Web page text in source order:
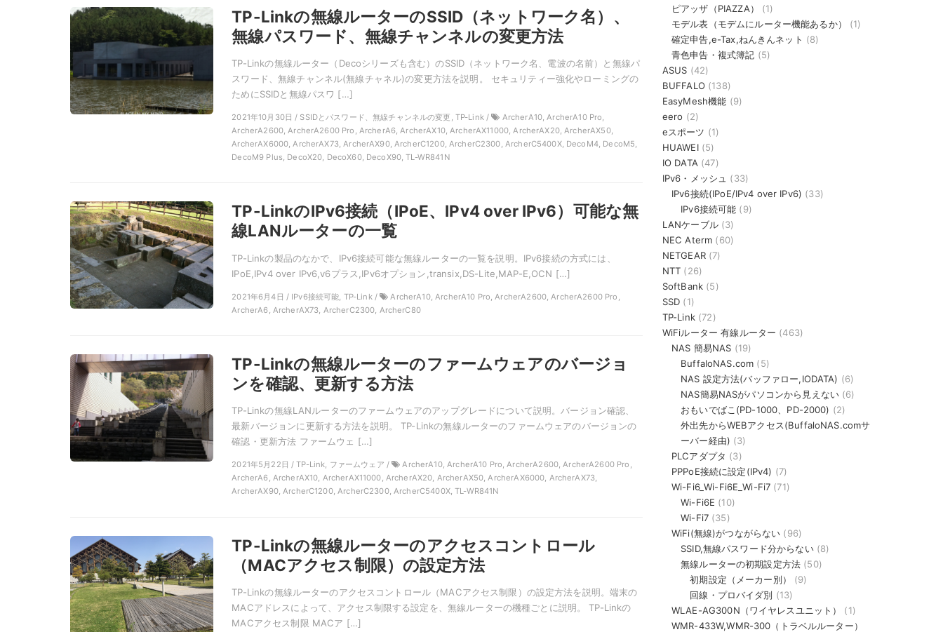
TP-Linkの無線ルーターのSSID（ネットワーク名）、
無線パスワード、無線チャンネルの変更方法
TP-Linkの無線ルーター（Decoシリーズも含む）のSSID（ネットワーク名、電波の名前）と無線パ
スワード、無線チャンネル(無線チャネル)の変更方法を説明。 セキュリティー強化やローミングの
ためにSSIDと無線パスワ […]
2021年10月30日 / SSIDとパスワード、無線チャンネルの変更, TP-Link /
ArcherA10, ArcherA10 Pro,
ArcherA2600, ArcherA2600 Pro, ArcherA6, ArcherAX10, ArcherAX11000, ArcherAX20, ArcherAX50,
ArcherAX6000, ArcherAX73, ArcherAX90, ArcherC1200, ArcherC2300, ArcherC5400X, DecoM4, DecoM5,
DecoM9 Plus, DecoX20, DecoX60, DecoX90, TL-WR841N
TP-LinkのIPv6接続（IPoE、IPv4 over IPv6）可能な無
線LANルーターの一覧
TP-Linkの製品のなかで、IPv6接続可能な無線ルーターの一覧を説明。IPv6接続の方式には、
IPoE,IPv4 over IPv6,v6プラス,IPv6オプション,transix,DS-Lite,MAP-E,OCN […]
2021年6月4日 / IPv6接続可能, TP-Link /
ArcherA10, ArcherA10 Pro, ArcherA2600, ArcherA2600 Pro,
ArcherA6, ArcherAX73, ArcherC2300, ArcherC80
TP-Linkの無線ルーターのファームウェアのバージョ
ンを確認、更新する方法
TP-Linkの無線LANルーターのファームウェアのアップグレードについて説明。バージョン確認、
最新バージョンに更新する方法を説明。 TP-Linkの無線ルーターのファームウェアのバージョンの
確認・更新方法 ファームウェ […]
2021年5月22日 / TP-Link, ファームウェア /
ArcherA10, ArcherA10 Pro, ArcherA2600, ArcherA2600 Pro,
ArcherA6, ArcherAX10, ArcherAX11000, ArcherAX20, ArcherAX50, ArcherAX6000, ArcherAX73,
ArcherAX90, ArcherC1200, ArcherC2300, ArcherC5400X, TL-WR841N
TP-Linkの無線ルーターのアクセスコントロール
（MACアクセス制限）の設定方法
TP-Linkの無線ルーターのアクセスコントロール（MACアクセス制限）の設定方法を説明。端末の
MACアドレスによって、アクセス制限する設定を、無線ルーターの機種ごとに説明。 TP-Linkの
MACアクセス制限 MACア […]
ピアッザ（PIAZZA）
(1)
モデル表（モデムにルーター機能あるか）
(1)
確定申告,e-Tax,ねんきんネット (8)
青色申告・複式簿記 (5)
ASUS (42)
BUFFALO(138)
EasyMesh機能 (9)
eero (2)
eスポーツ (1)
HUAWEI(5)
IO DATA (47)
IPv6・メッシュ (33)
IPv6接続(IPoE/IPv4 over IPv6) (33)
IPv6接続可能 (9)
LANケーブル(3)
NEC Aterm (60)
NETGEAR(7)
NTT (26)
SoftBank (5)
SSD (1)
TP-Link(72)
WiFiルーター 有線ルーター (463)
NAS 簡易NAS (19)
BuffaloNAS.com (5)
NAS 設定方法(バッファロー,IODATA) (6)
NAS簡易NASがパソコンから見えない(6)
おもいでばこ(PD-1000、PD-2000) (2)
外出先からWEBアクセス(BuffaloNAS.comサ
ーバー経由) (3)
PLCアダプタ (3)
PPPoE接続に設定(IPv4) (7)
Wi-Fi6_Wi-Fi6E_Wi-Fi7 (71)
Wi-Fi6E (10)
Wi-Fi7 (35)
WiFi(無線)がつながらない (96)
SSID,無線パスワード分からない(8)
無線ルーターの初期設定方法 (50)
初期設定（メーカー別）
(9)
回線・プロバイダ別 (13)
WLAE-AG300N（ワイヤレスユニット）
(1)
WMR-433W,WMR-300（トラベルルーター）